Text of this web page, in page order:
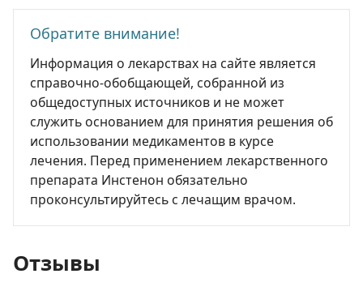
Обратите внимание!
Информация о лекарствах на сайте является
справочно-обобщающей, собранной из
общедоступных источников и не может
служить основанием для принятия решения об
использовании медикаментов в курсе
лечения. Перед применением лекарственного
препарата Инстенон обязательно
проконсультируйтесь с лечащим врачом.
Отзывы